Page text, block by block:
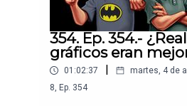
354. Ep. 354.-
gráficos eran
01:02:37 martes, 4 de
8, Ep. 354